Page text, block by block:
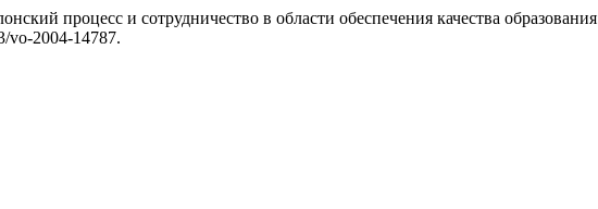
процесс и сотрудничество в области обеспечения качества
vo-2004-14787.